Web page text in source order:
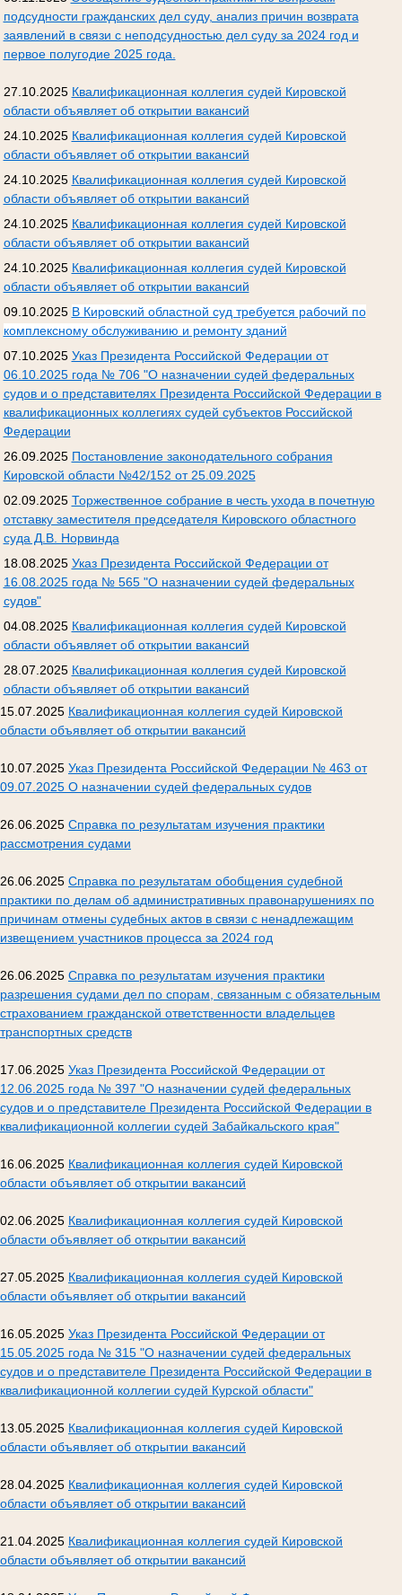
подсудности гражданских дел суду, анализ причин возврата
заявлений в связи с неподсудностью дел суду за 2024 год и
первое полугодие 2025 года.
27.10.2025 Квалификационная коллегия судей Кировской
области объявляет об открытии вакансий
24.10.2025 Квалификационная коллегия судей Кировской
области объявляет об открытии вакансий
24.10.2025 Квалификационная коллегия судей Кировской
области объявляет об открытии вакансий
24.10.2025 Квалификационная коллегия судей Кировской
области объявляет об открытии вакансий
24.10.2025 Квалификационная коллегия судей Кировской
области объявляет об открытии вакансий
09.10.2025 В Кировский областной суд требуется рабочий по
комплексному обслуживанию и ремонту зданий
07.10.2025 Указ Президента Российской Федерации от
06.10.2025 года № 706 "О назначении судей федеральных
судов и о представителях Президента Российской Федерации в
квалификационных коллегиях судей субъектов Российской
Федерации
26.09.2025 Постановление законодательного собрания
Кировской области №42/152 от 25.09.2025
02.09.2025 Торжественное собрание в честь ухода в почетную
отставку заместителя председателя Кировского областного
суда Д.В. Норвинда
18.08.2025 Указ Президента Российской Федерации от
16.08.2025 года № 565 "О назначении судей федеральных
судов"
04.08.2025 Квалификационная коллегия судей Кировской
области объявляет об открытии вакансий
28.07.2025 Квалификационная коллегия судей Кировской
области объявляет об открытии вакансий
15.07.2025 Квалификационная коллегия судей Кировской
области объявляет об открытии вакансий
10.07.2025 Указ Президента Российской Федерации № 463 от
09.07.2025 О назначении судей федеральных судов
26.06.2025 Справка по результатам изучения практики
рассмотрения судами
26.06.2025 Справка по результатам обобщения судебной
практики по делам об административных правонарушениях по
причинам отмены судебных актов в связи с ненадлежащим
извещением участников процесса за 2024 год
26.06.2025 Справка по результатам изучения практики
разрешения судами дел по спорам, связанным с обязательным
страхованием гражданской ответственности владельцев
транспортных средств
17.06.2025 Указ Президента Российской Федерации от
12.06.2025 года № 397 "О назначении судей федеральных
судов и о представителе Президента Российской Федерации в
квалификационной коллегии судей Забайкальского края"
16.06.2025 Квалификационная коллегия судей Кировской
области объявляет об открытии вакансий
02.06.2025 Квалификационная коллегия судей Кировской
области объявляет об открытии вакансий
27.05.2025 Квалификационная коллегия судей Кировской
области объявляет об открытии вакансий
16.05.2025 Указ Президента Российской Федерации от
15.05.2025 года № 315 "О назначении судей федеральных
судов и о представителе Президента Российской Федерации в
квалификационной коллегии судей Курской области"
13.05.2025 Квалификационная коллегия судей Кировской
области объявляет об открытии вакансий
28.04.2025 Квалификационная коллегия судей Кировской
области объявляет об открытии вакансий
21.04.2025 Квалификационная коллегия судей Кировской
области объявляет об открытии вакансий